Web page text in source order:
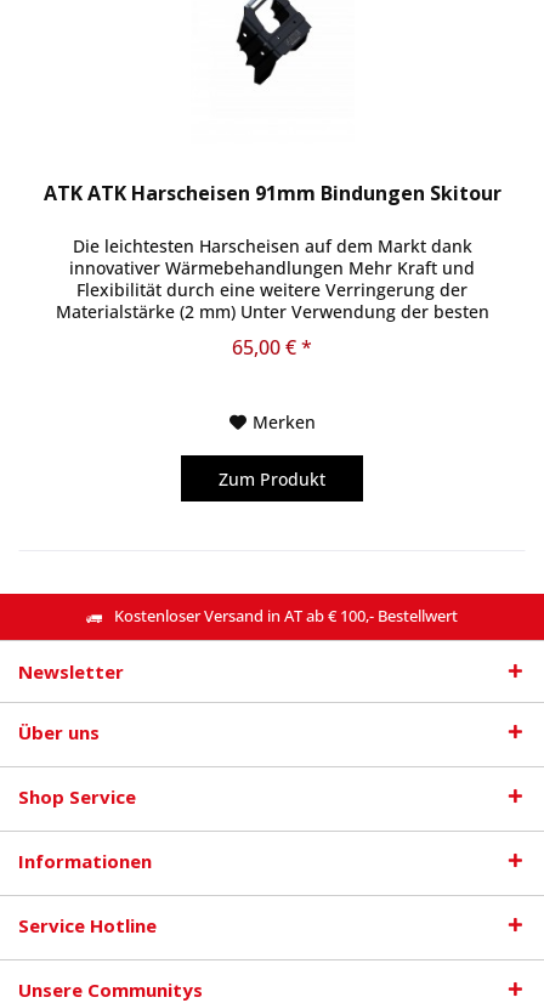
ATK ATK Harscheisen 91mm Bindungen Skitour
Die leichtesten Harscheisen auf dem Markt dank
innovativer Wärmebehandlungen Mehr Kraft und
Flexibilität durch eine weitere Verringerung der
Materialstärke (2 mm) Unter Verwendung der besten
65,00 € *
Merken
Zum Produkt
Kostenloser Versand in AT ab € 100,- Bestellwert
Newsletter
Über uns
Shop Service
Informationen
Service Hotline
Unsere Communitys